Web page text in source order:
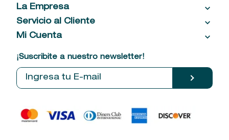
La Empresa
Acerca de las Fragancias
Ventas al por mayor
Política de entrega
Tiendas
Servicio al Cliente
Contáctanos
Comprobantes electrónicos
Mi Cuenta
¡Suscribite a nuestro newsletter!